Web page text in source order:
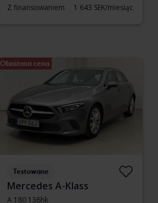
Z finansowaniem
1 643 SEK/miesiąc
Obniżona cena
Testowane
Mercedes A-Klass
A 180 136hk